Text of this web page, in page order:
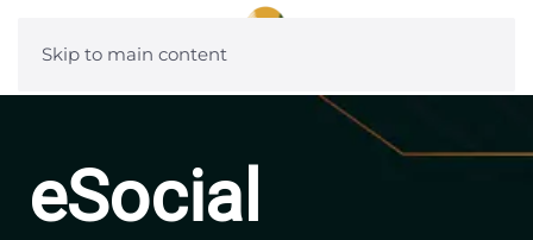
Skip to main content
eSocial